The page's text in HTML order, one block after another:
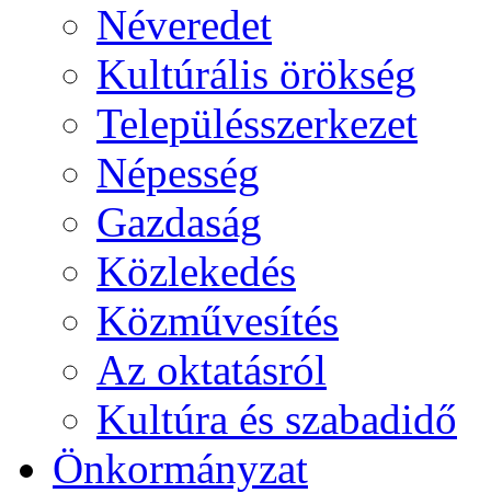
Néveredet
Kultúrális örökség
Településszerkezet
Népesség
Gazdaság
Közlekedés
Közművesítés
Az oktatásról
Kultúra és szabadidő
Önkormányzat